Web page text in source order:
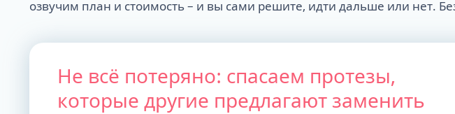
озвучим план и стоимость – и вы сами решите, идти дальше или нет.
Не всё потеряно: спасаем протезы,
которые другие предлагают заменить